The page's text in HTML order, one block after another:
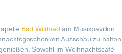
Bad Wildbad am Musikpavillon
Ausschau zu halten
Sowohl im Weihnachtscafé